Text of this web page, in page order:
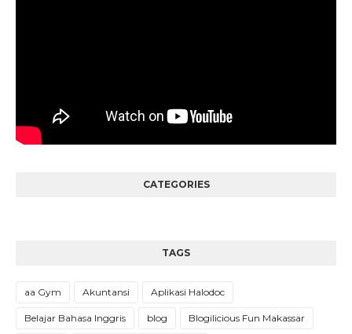
CATEGORIES
TAGS
aa Gym Akuntansi Aplikasi Halodoc
Belajar Bahasa Inggris blog Blogilicious Fun Makassar